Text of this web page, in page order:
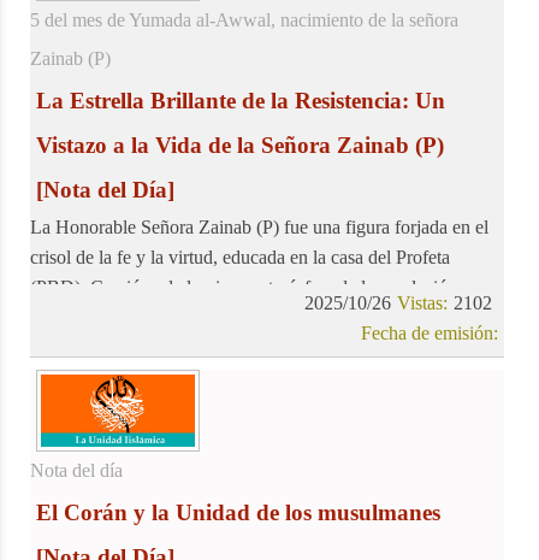
casa de Fátima (P), su martirio y entierro secreto.
5 del mes de Yumada al-Awwal, nacimiento de la señora
Zainab (P)
La Estrella Brillante de la Resistencia: Un
Vistazo a la Vida de la Señora Zainab (P)
[Nota del Día]
La Honorable Señora Zainab (P) fue una figura forjada en el
crisol de la fe y la virtud, educada en la casa del Profeta
(PBD). Creció en la luminosa atmósfera de la revelación,
algunos de los innumerables milagros y virtudes que
adornaron la vida de esta noble dama.
2102
Vistas:
2025/10/26
Fecha de emisión:
Nota del día
El Corán y la Unidad de los musulmanes